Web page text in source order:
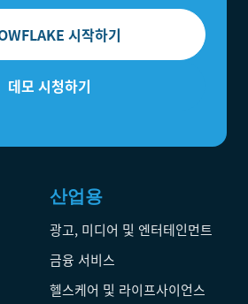
시작하기
데모 시청하기
산업용
광고, 미디어 및 엔터테인먼트
금융 서비스
헬스케어 및 라이프사이언스